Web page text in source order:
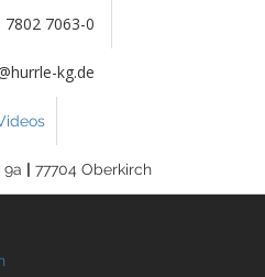
7802 7063-0
kg.de
9a | 77704 Oberkirch